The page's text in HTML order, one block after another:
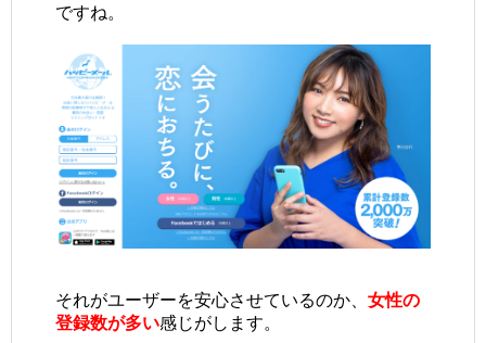
ですね。
それがユーザーを安心させているのか、 女性の
登録数が多い感じがします。